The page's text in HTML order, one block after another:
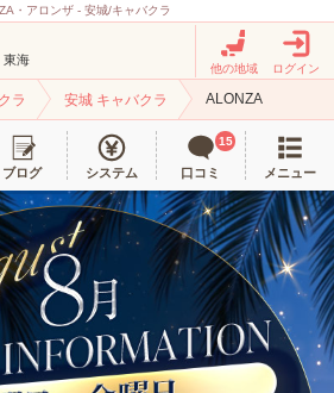
・アロンザ - 安城/キャバクラ
東海
他の地域 ログイン
ラ 安城 キャバクラ ALONZA
ブログ システム 口コミ
15
メニュー